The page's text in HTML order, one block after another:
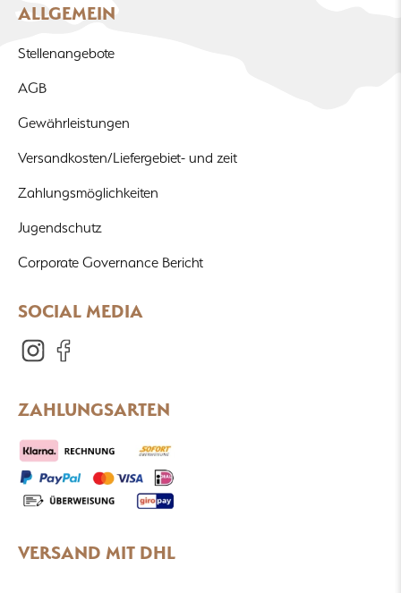
ALLGEMEIN
Stellenangebote
AGB
Gewährleistungen
Versandkosten/Liefergebiet- und zeit
Zahlungsmöglichkeiten
Jugendschutz
Corporate Governance Bericht
SOCIAL MEDIA
ZAHLUNGSARTEN
VERSAND MIT DHL